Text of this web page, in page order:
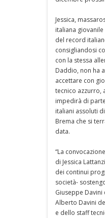
Jessica,
italiana
del record
consigliandosi
con la stessa
Daddio, non ha
accettare con
tecnico azzurro,
impedirà di
italiani assoluti
Brema che si
data.
“La
di Jessica
dei continui
società-
Giuseppe
Alberto Davini
e dello staff